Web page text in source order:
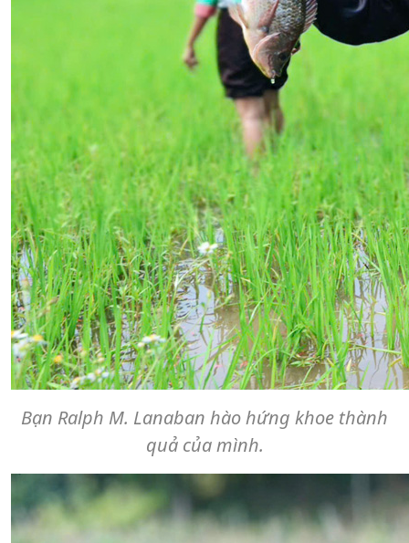
Bạn Ralph M. Lanaban hào hứng khoe thành
quả của mình.